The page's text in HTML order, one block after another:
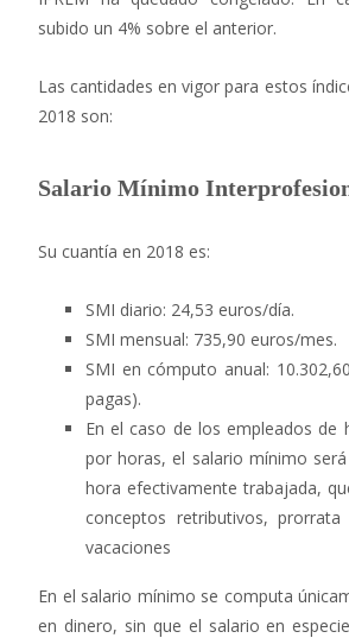
subido un 4% sobre el anterior.
Las cantidades en vigor para estos
2018 son:
Salario Mínimo
Su cuantía en 2018 es:
SMI diario: 24,53 euros/día.
SMI mensual: 735,90 euros/mes.
SMI en cómputo anual:
pagas).
En el caso de los empleados de
por horas, el salario mínimo
hora efectivamente trabajada,
conceptos retributivos,
vacaciones
En el salario mínimo se computa
en dinero, sin que el salario en